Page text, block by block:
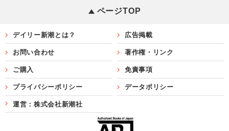
ページTOP
デイリー新潮とは？ 広告掲載
お問い合わせ 著作権・リンク
ご購入 免責事項
プライバシーポリシー データポリシー
運営：株式会社新潮社